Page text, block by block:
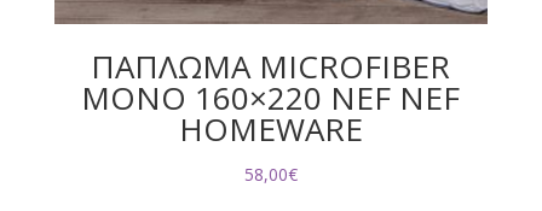
ΠΑΠΛΩΜΑ MICROFIBER
ΜΟΝΟ 160×220 NEF NEF
HOMEWARE
58,00€